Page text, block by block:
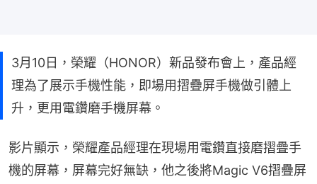
3月10日，榮耀（HONOR）新品發布會上，產品經
理為了展示手機性能，即場用摺疊屏手機做引體上
升，更用電鑽磨手機屏幕。
影片顯示，榮耀產品經理在現場用電鑽直接磨摺疊手
機的屏幕，屏幕完好無缺，他之後將Magic V6摺疊屏